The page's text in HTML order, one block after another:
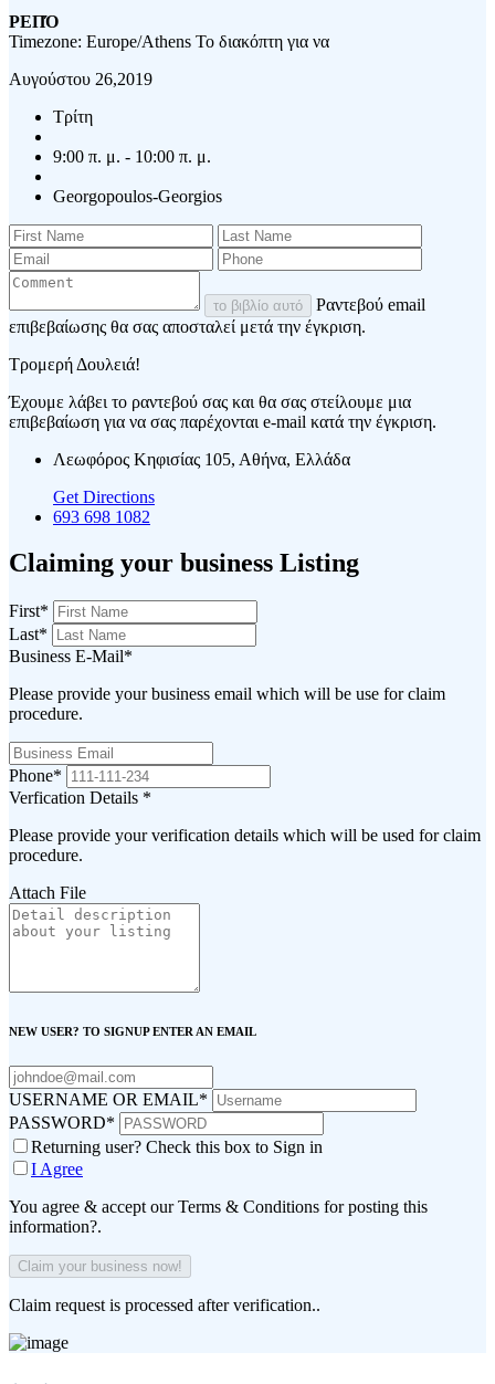
ΡΕΠΌ
Timezone: Europe/Athens Το διακόπτη για να
Αυγούστου 26,2019
Τρίτη
9:00 π. μ. - 10:00 π. μ.
Georgopoulos-Georgios
το βιβλίο αυτό
Ραντεβού email
επιβεβαίωσης θα σας αποσταλεί μετά την έγκριση.
Τρομερή Δουλειά!
Έχουμε λάβει το ραντεβού σας και θα σας στείλουμε μια
επιβεβαίωση για να σας παρέχονται e-mail κατά την έγκριση.
Λεωφόρος Κηφισίας 105, Αθήνα, Ελλάδα
Get Directions
693 698 1082
Claiming your business Listing
First*
Last*
Business E-Mail*
Please provide your business email which will be use for claim
procedure.
Phone*
Verfication Details *
Please provide your verification details which will be used for claim
procedure.
Attach File
NEW USER? TO SIGNUP ENTER AN EMAIL
USERNAME OR EMAIL*
PASSWORD*
Returning user? Check this box to Sign in
I Agree
You agree & accept our Terms & Conditions for posting this
information?.
Claim request is processed after verification..